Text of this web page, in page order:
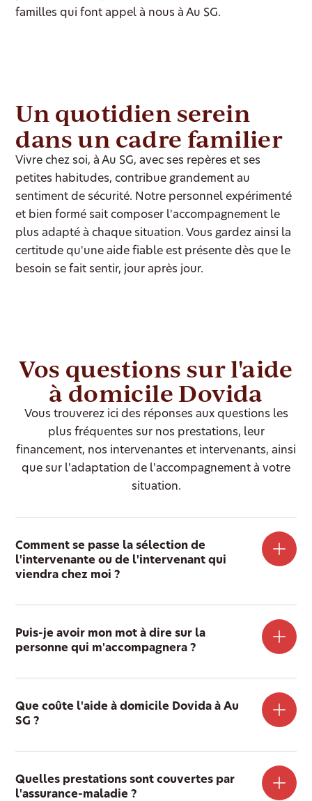
familles qui font appel à nous à Au SG.
Un quotidien serein
dans un cadre familier
Vivre chez soi, à Au SG, avec ses repères et ses
petites habitudes, contribue grandement au
sentiment de sécurité. Notre personnel expérimenté
et bien formé sait composer l'accompagnement le
plus adapté à chaque situation. Vous gardez ainsi la
certitude qu'une aide fiable est présente dès que le
besoin se fait sentir, jour après jour.
Vos questions sur l'aide
à domicile Dovida
Vous trouverez ici des réponses aux questions les
plus fréquentes sur nos prestations, leur
financement, nos intervenantes et intervenants, ainsi
que sur l'adaptation de l'accompagnement à votre
situation.
Comment se passe la sélection de
l'intervenante ou de l'intervenant qui
viendra chez moi ?
Puis-je avoir mon mot à dire sur la
personne qui m'accompagnera ?
Que coûte l'aide à domicile Dovida à Au
SG ?
Quelles prestations sont couvertes par
l'assurance-maladie ?